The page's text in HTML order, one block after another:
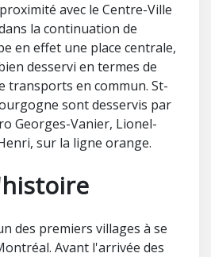
avec le Centre-Ville
la continuation de
en effet une place centrale,
desservi en termes de
transports en commun. St-
sont desservis par
Georges-Vanier, Lionel-
sur la ligne orange.
des premiers villages à se
Avant l'arrivée des